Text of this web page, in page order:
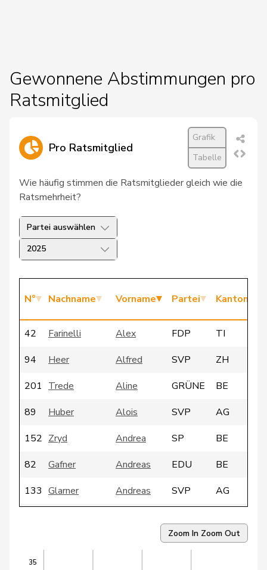
Gewonnene Abstimmungen pro
Ratsmitglied
Pro Ratsmitglied
Grafik
Tabelle
Wie häufig stimmen die Ratsmitglieder gleich wie die
Ratsmehrheit?
Partei auswählen
2025
N° Nachname Vorname Partei Kanton
42 Farinelli Alex FDP
TI
94
Heer Alfred SVP
ZH
201 Trede Aline GRÜNE
BE
89
Huber Alois SVP
AG
152 Zryd Andrea SP
BE
82
Gafner Andreas EDU
BE
133 Glarner Andreas SVP
AG
FDP
ZH
Zoom In Zoom Out
35